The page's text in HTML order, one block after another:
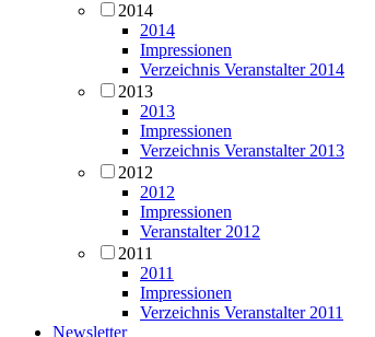
2014
2014
Impressionen
Verzeichnis Veranstalter 2014
2013
2013
Impressionen
Verzeichnis Veranstalter 2013
2012
2012
Impressionen
Veranstalter 2012
2011
2011
Impressionen
Verzeichnis Veranstalter 2011
Newsletter